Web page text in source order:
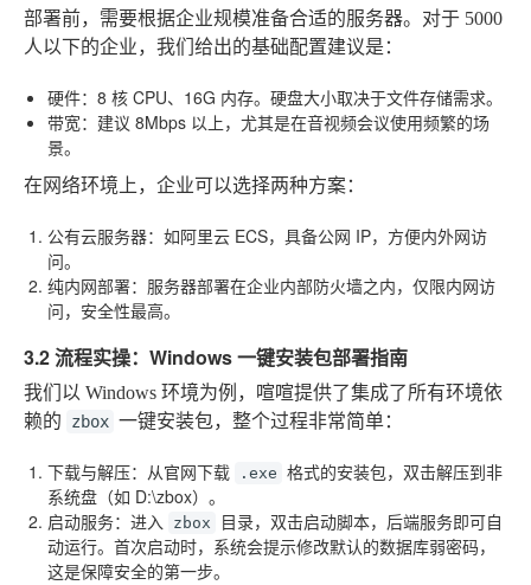
部署前，需要根据企业规模准备合适的服务器。对于 5000
人以下的企业，我们给出的基础配置建议是：
硬件：8 核 CPU、16G 内存。硬盘大小取决于文件存储需求。
带宽：建议 8Mbps 以上，尤其是在音视频会议使用频繁的场
景。
在网络环境上，企业可以选择两种方案：
公有云服务器：如阿里云 ECS，具备公网 IP，方便内外网访
问。
纯内网部署：服务器部署在企业内部防火墙之内，仅限内网访
问，安全性最高。
3.2 流程实操：Windows 一键安装包部署指南
我们以 Windows 环境为例，喧喧提供了集成了所有环境依
赖的
zbox 一键安装包，整个过程非常简单：
下载与解压：从官网下载 .exe 格式的安装包，双击解压到非
系统盘（如 D:\zbox）。
启动服务：进入 zbox
目录，双击启动脚本，后端服务即可自
动运行。首次启动时，系统会提示修改默认的数据库弱密码，
这是保障安全的第一步。